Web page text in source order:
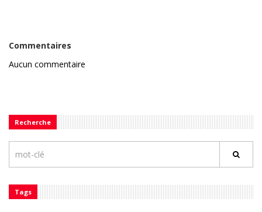
Commentaires
Aucun commentaire
Recherche
Tags